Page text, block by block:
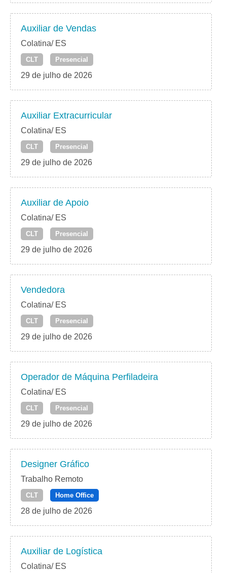
Auxiliar de Vendas
Colatina/ ES
CLT Presencial
29 de julho de 2026
Auxiliar Extracurricular
Colatina/ ES
CLT Presencial
29 de julho de 2026
Auxiliar de Apoio
Colatina/ ES
CLT Presencial
29 de julho de 2026
Vendedora
Colatina/ ES
CLT Presencial
29 de julho de 2026
Operador de Máquina Perfiladeira
Colatina/ ES
CLT Presencial
29 de julho de 2026
Designer Gráfico
Trabalho Remoto
CLT Home Office
28 de julho de 2026
Auxiliar de Logística
Colatina/ ES